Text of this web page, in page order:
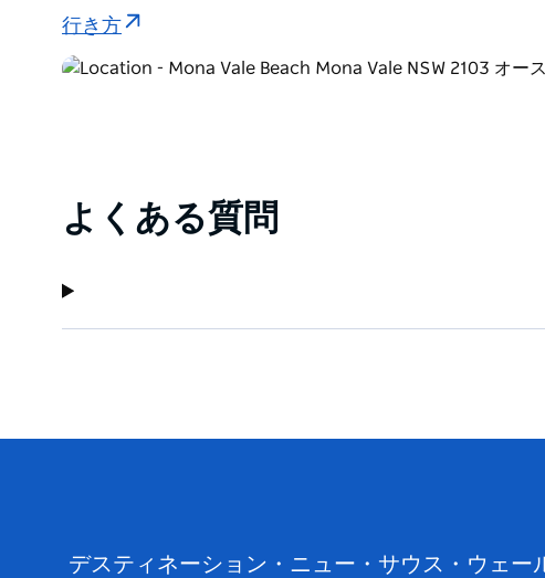
行き方
よくある質問
デスティネーション・ニュー・サウス・ウェ